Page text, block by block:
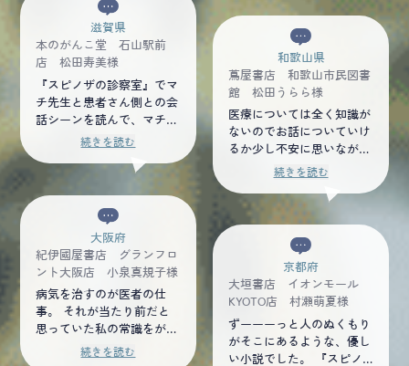
「人生をどう生き、どのよ
うに終わるのか」ここが一
番大事である事を再確認さ
せられます。 医療従事者
の方にも、生死観の哲学を
しっかり身につけて取り組
んでもらえたら、その先に
素晴らしい医療体制が出来
上がるのではないかと思う
ので、医学生の方などにも
滋賀県
本のがんこ堂 石山駅前
店 松田寿美様
『スピノザの診察室』でマ
チ先生と患者さん側との会
話シーンを読んで、マチ先
生=「理想のお医者さん」
方が患者さん側一人一人を
主役に立てているように感
じました。彼らはマチ先生
の気持ちにきちんと応えて
いて、患者=受け身という
私のイメージを変えてくれ
ました。 今作ではマチ先
生自身の迷いや本音がでて
いたり、医師仲間などの人
間関係もからんでいて、マ
チ先生がいつも優しいだけ
続きを読む
和歌山県
蔦屋書店 和歌山市民図書
館 松田うらら様
医療については全く知識が
ないのでお話についていけ
るか少し不安に思いながら
読み進めていましたが、そ
読んでしまいました。どの
登場人物のことも嫌いにな
れず愛おしく感じれたの
は、きっとマチ先生の視点
からみんなのことを見るこ
とができていたからだと思
います。マチ先生の人生の
中でいろんなものを見て、
経験して生まれた哲学を知
ることで私の中の考え方に
続きを読む
大阪府
紀伊國屋書店 グランフロ
ント大阪店 小泉真規子様
病気を治すのが医者の仕
事。 それが当たり前だと
思っていた私の常識をがら
りと変えられてしまった。
続きを読む
京都府
大垣書店 イオンモール
KYOTO店 村瀬萌夏様
ずーーーっと人のぬくもり
がそこにあるような、優し
い小説でした。 『スピノ
『エピクロスの処方箋』 × 閉じる